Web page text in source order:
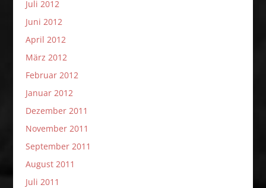
Juli 2012
Juni 2012
April 2012
März 2012
Februar 2012
Januar 2012
Dezember 2011
November 2011
September 2011
August 2011
Juli 2011